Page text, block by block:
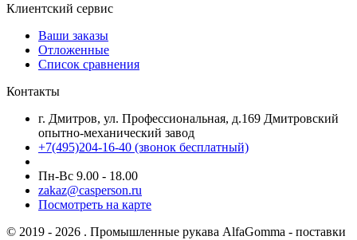
Клиентский сервис
Ваши заказы
Отложенные
Список сравнения
Контакты
г. Дмитров, ул. Профессиональная, д.169 Дмитровский
опытно-механический завод
+7(495)204-16-40 (звонок бесплатный)
Пн-Вс 9.00 - 18.00
zakaz@casperson.ru
Посмотреть на карте
© 2019 - 2026 . Промышленные рукава AlfaGomma - поставки